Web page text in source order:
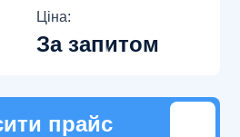
Ціна:
За запитом
прайс